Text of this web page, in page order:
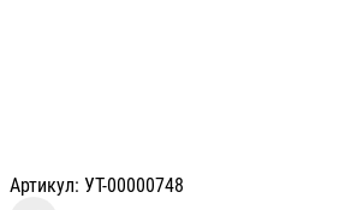
Артикул: УТ-00000748